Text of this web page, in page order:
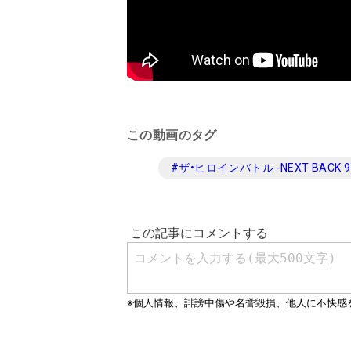
この動画のタグ
#ザ•ヒロインバトル -NEXT BACK